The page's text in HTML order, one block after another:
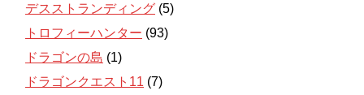
デスストランディング (5)
トロフィーハンター (93)
ドラゴンの島 (1)
ドラゴンクエスト11 (7)